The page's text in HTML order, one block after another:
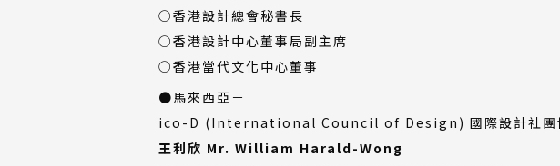
○香港設計總會秘書長
○香港設計中心董事局副主席
○香港當代文化中心董事
●馬來西亞－
ico-D (International Council of Design) 國際設計社團
王利欣 Mr. William Harald-Wong